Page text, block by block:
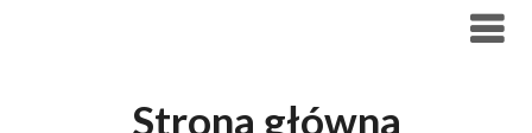
Strona główna